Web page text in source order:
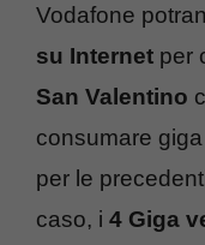
Vodafone
su Internet per
San Valentino
consumare
per le
caso, i 4 Giga